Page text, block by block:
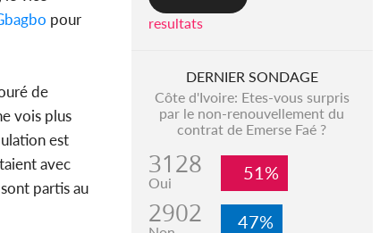
pour
de
vois plus
est
avec
partis au
resultats
DERNIER SONDAGE
Côte d'Ivoire: Etes-vous surpris
par le non-renouvellement du
contrat de Emerse Faé ?
3128
Oui 51%
2902 47%